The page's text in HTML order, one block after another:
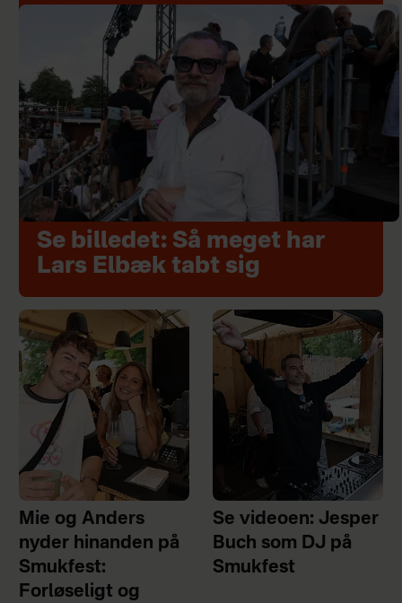
Se billedet: Så meget har
Lars Elbæk tabt sig
Mie og Anders
nyder hinanden på
Smukfest:
Forløseligt og
Se videoen: Jesper
Buch som DJ på
Smukfest